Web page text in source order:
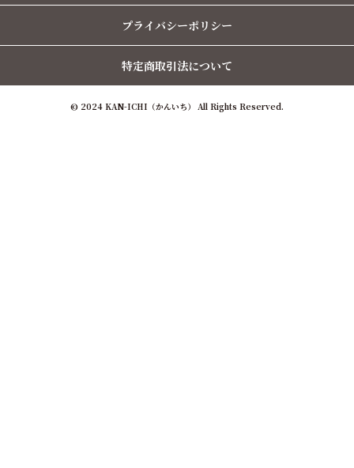
プライバシーポリシー
特定商取引法について
© 2024 KAN-ICHI（かんいち） All Rights Reserved.